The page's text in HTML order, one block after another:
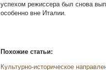
успехом режиссера был снова
особенно вне Италии.
Похожие статьи:
Культурно-историческое